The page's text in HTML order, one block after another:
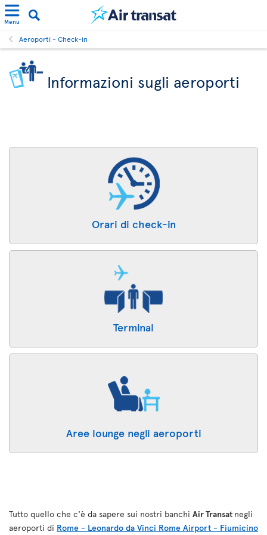
Menu
Aeroporti - Check-in
Informazioni sugli aeroporti
Orari di check-in
Terminal
Aree lounge negli aeroporti
Tutto quello che c'è da sapere sui nostri banchi Air Transat negli
aeroporti di Rome - Leonardo da Vinci Rome Airport - Fiumicino